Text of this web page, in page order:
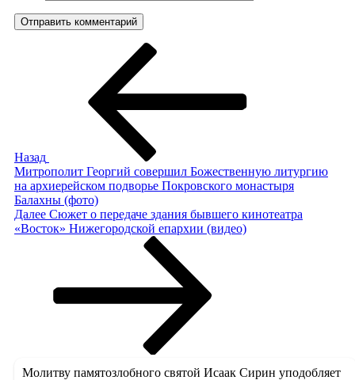
Назад
Митрополит Георгий совершил Божественную литургию
на архиерейском подворье Покровского монастыря
Балахны (фото)
Следующая
запись
Далее Сюжет о передаче здания бывшего кинотеатра
«Восток» Нижегородской епархии (видео)
Молитву памятозлобного святой Исаак Сирин уподобляет